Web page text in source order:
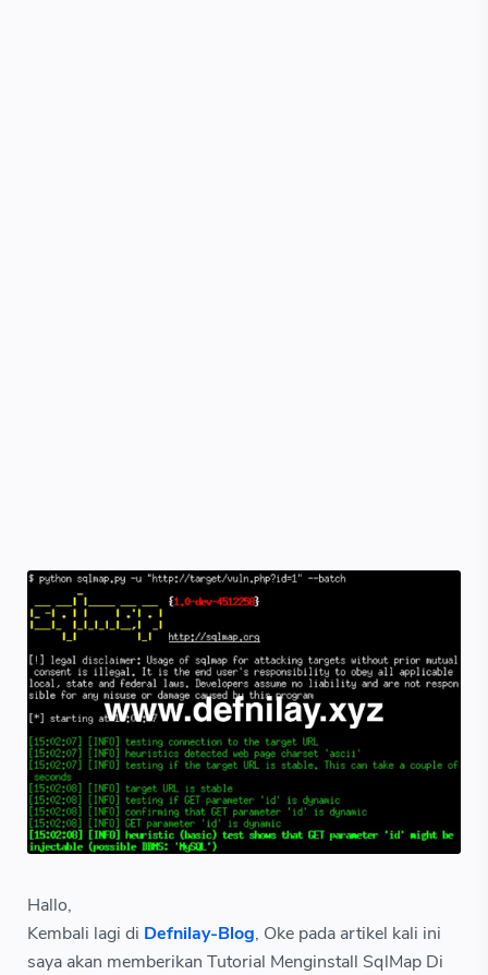
Hallo,
Kembali lagi di Defnilay-Blog, Oke pada artikel kali ini
saya akan memberikan Tutorial Menginstall SqlMap Di